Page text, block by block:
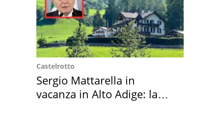
Castelrotto
Sergio Mattarella in
vacanza in Alto Adige: la